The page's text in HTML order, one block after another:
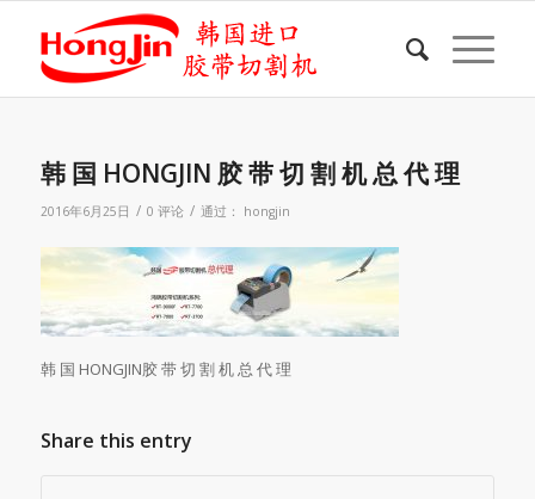
韩 国 HONGJIN 胶 带 切 割 机 总 代 理
2016年6月25日 / 0 评论 / 通过： hongjin
韩 国 HONGJIN胶 带 切 割 机 总 代 理
Share this entry